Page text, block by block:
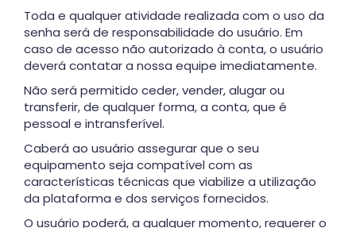
Toda e qualquer atividade realizada com o uso da
senha será de responsabilidade do usuário. Em
caso de acesso não autorizado à conta, o usuário
deverá contatar a nossa equipe imediatamente.
Não será permitido ceder, vender, alugar ou
transferir, de qualquer forma, a conta, que é
pessoal e intransferível.
Caberá ao usuário assegurar que o seu
equipamento seja compatível com as
características técnicas que viabilize a utilização
da plataforma e dos serviços fornecidos.
O usuário poderá, a qualquer momento, requerer o